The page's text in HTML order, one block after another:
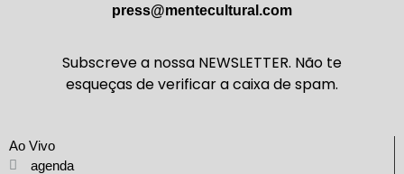
press@mentecultural.com
Subscreve a nossa NEWSLETTER. Não te
esqueças de verificar a caixa de spam.
Ao Vivo
agenda